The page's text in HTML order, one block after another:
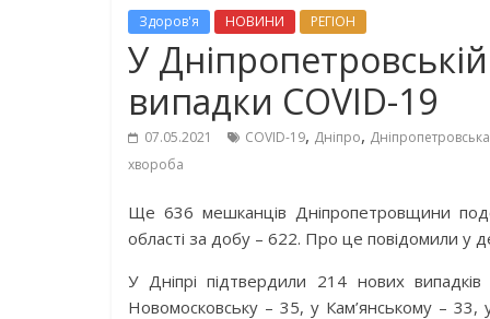
Здоров'я НОВИНИ РЕГІОН
У
випадки COVID-19
07.05.2021 COVID-19, Дніпро,
хвороба
Ще 636 мешканців Дніпропетровщини
області за добу – 622. Про це повідомили у
У Дніпрі підтвердили 214 нових
Новомосковську – 35, у Кам’янському –